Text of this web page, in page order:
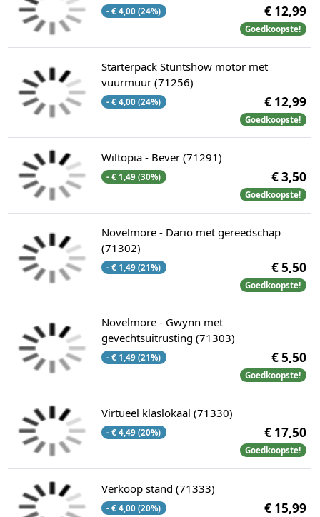
- € 4,00 (24%) € 12,99
Goedkoopste!
Starterpack Stuntshow motor met
vuurmuur (71256)
- € 4,00 (24%) € 12,99
Goedkoopste!
Wiltopia - Bever (71291)
- € 1,49 (30%) € 3,50
Goedkoopste!
Novelmore - Dario met gereedschap
(71302)
- € 1,49 (21%) € 5,50
Goedkoopste!
Novelmore - Gwynn met
gevechtsuitrusting (71303)
- € 1,49 (21%) € 5,50
Goedkoopste!
Virtueel klaslokaal (71330)
- € 4,49 (20%) € 17,50
Goedkoopste!
Verkoop stand (71333)
- € 4,00 (20%) € 15,99